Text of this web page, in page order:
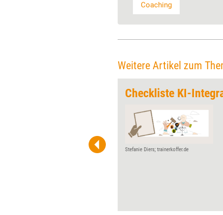
Coaching
Weitere Artikel zum
Beraterinnen und Coachs. Die
Checkliste KI-
Stefanie Diers; trainerkoffer.de